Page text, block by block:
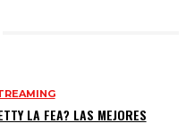
LA FEA? LAS MEJORES